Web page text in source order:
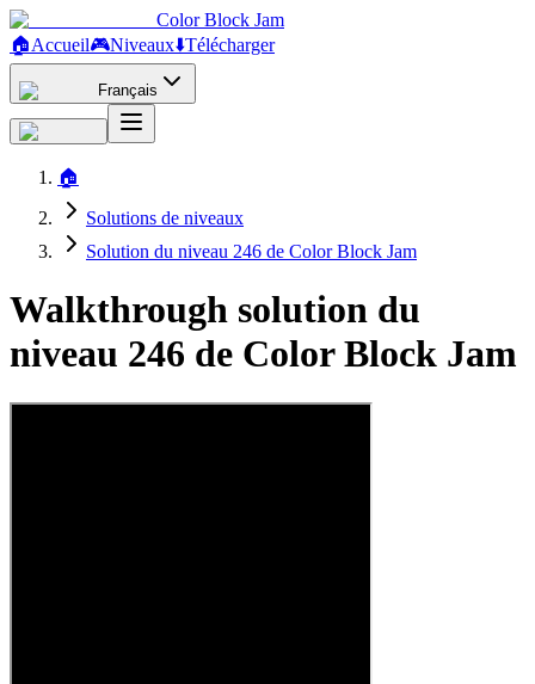
Color Block Jam
🏠Accueil🎮Niveaux⬇️Télécharger
Français
🏠
Solutions de niveaux
Solution du niveau 246 de Color Block Jam
Walkthrough solution du
niveau 246 de Color Block Jam